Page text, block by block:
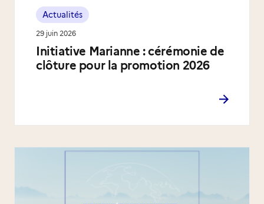
Initiative Marianne : cérémonie de
clôture pour la promotion 2026
Actualités
29 juin 2026